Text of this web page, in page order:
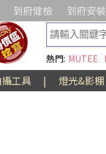
到府健檢 到府安裝
熱門: MUTEE
工具 |
燈光&影棚